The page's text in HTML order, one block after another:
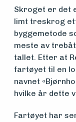
og drift
Om
foreningen
Skroget er det
limt treskrog
byggemetode
meste av
tallet. Etter at
fartøyet til en
navnet
hvilke år dette
Fartøyet har